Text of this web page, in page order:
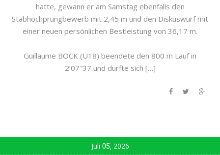
hatte, gewann er am Samstag ebenfalls den
Stabhochprungbewerb mit 2,45 m und den Diskuswurf mit
einer neuen persönlichen Bestleistung von 36,17 m.
Guillaume BOCK (U18) beendete den 800 m Lauf in
2’07″37 und durfte sich […]
Juli 05 2026